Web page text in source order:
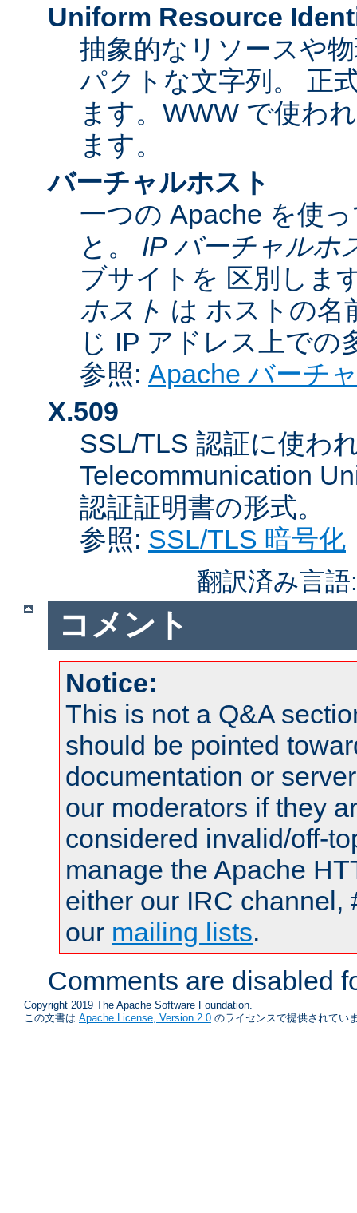
Uniform Resource
抽象的なリソースや
パクトな文字列。 正
ます。WWW で使わ
ます。
バーチャルホスト
一つの Apache を使
と。 IP バーチャルホ
ブサイトを 区別しま
ホスト は ホストの名
じ IP アドレス上で
参照: Apache バーチ
X.509
SSL/TLS 認証に使わ
Telecommunication
認証証明書の形式。
参照: SSL/TLS 暗号化
翻訳済み言
コメント
Notice:
This is not a Q&A
should be pointed
documentation or
our moderators if they
considered invalid/off-
manage the Apache
either our IRC channel,
our mailing lists.
Comments are disabled
Copyright 2019 The Apache Software Foundation.
この文書は Apache License, Version 2.0 のライセンスで提供されてい